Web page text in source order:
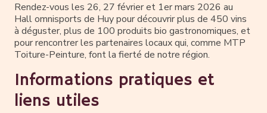
Rendez-vous les 26, 27 février et 1er mars 2026 au
Hall omnisports de Huy pour découvrir plus de 450 vins
à déguster, plus de 100 produits bio gastronomiques, et
pour rencontrer les partenaires locaux qui, comme MTP
Toiture-Peinture, font la fierté de notre région.
Informations pratiques et
liens utiles